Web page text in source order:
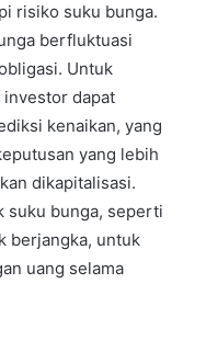
risiko suku bunga.
berfluktuasi
Untuk
dapat
kenaikan, yang
yang lebih
dikapitalisasi.
suku bunga, seperti
berjangka, untuk
uang selama